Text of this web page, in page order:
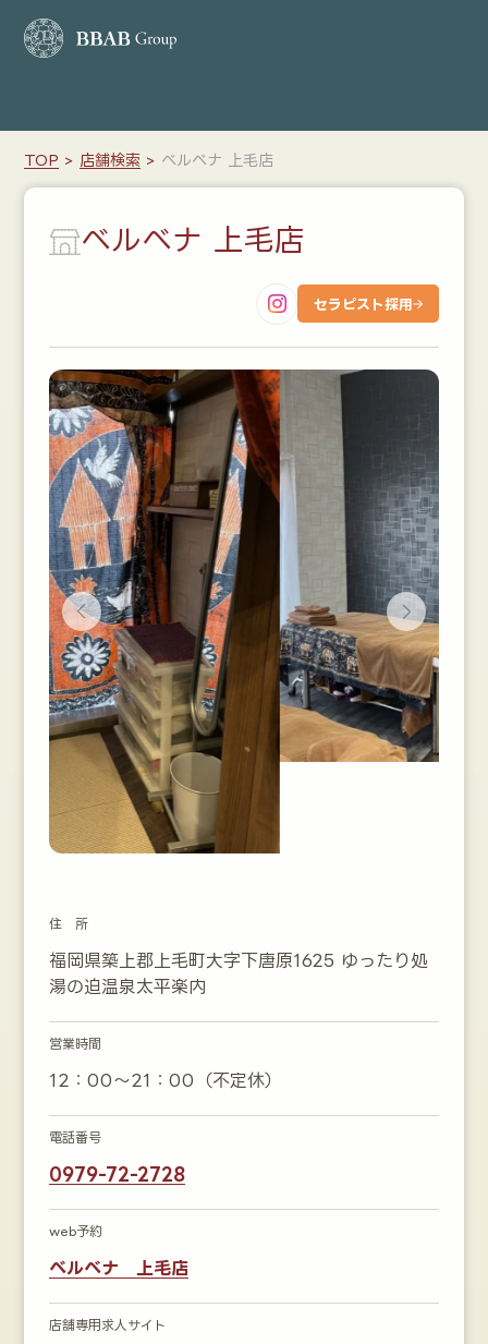
ホーム
BBABの想い
会社案内
コースメニュー
ブランド紹介
お知らせ
採用情報
お問合せ
TOP 店舗検索 ベルベナ 上毛店
ベルベナ 上毛店
セラピスト採用
住 所
福岡県築上郡上毛町大字下唐原1625 ゆったり処
湯の迫温泉太平楽内
営業時間
12：00～21：00（不定休）
電話番号
0979-72-2728
web予約
ベルベナ 上毛店
店舗専用求人サイト